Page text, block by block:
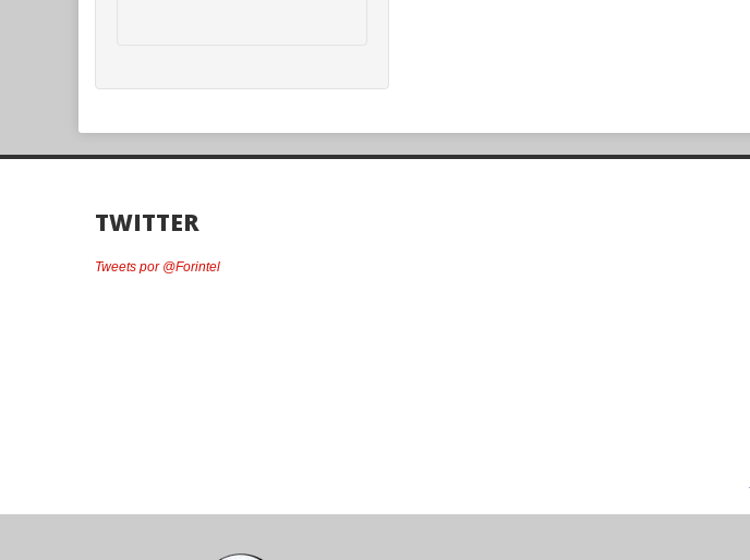
TWITTER
Tweets por @Forintel